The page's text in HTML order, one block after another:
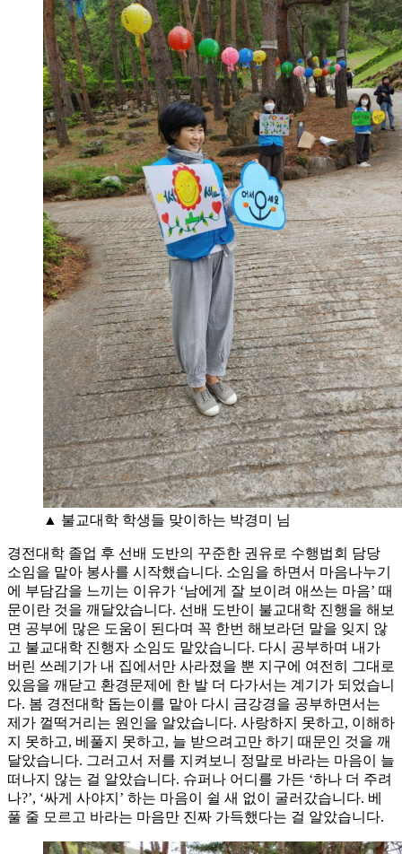
▲ 불교대학 학생들 맞이하는 박경미 님
경전대학 졸업 후 선배 도반의 꾸준한 권유로 수행법회 담당
소임을 맡아 봉사를 시작했습니다. 소임을 하면서 마음나누기
에 부담감을 느끼는 이유가 ‘남에게 잘 보이려 애쓰는 마음’ 때
문이란 것을 깨달았습니다. 선배 도반이 불교대학 진행을 해보
면 공부에 많은 도움이 된다며 꼭 한번 해보라던 말을 잊지 않
고 불교대학 진행자 소임도 맡았습니다. 다시 공부하며 내가
버린 쓰레기가 내 집에서만 사라졌을 뿐 지구에 여전히 그대로
있음을 깨닫고 환경문제에 한 발 더 다가서는 계기가 되었습니
다. 봄 경전대학 돕는이를 맡아 다시 금강경을 공부하면서는
제가 껄떡거리는 원인을 알았습니다. 사랑하지 못하고, 이해하
지 못하고, 베풀지 못하고, 늘 받으려고만 하기 때문인 것을 깨
달았습니다. 그러고서 저를 지켜보니 정말로 바라는 마음이 늘
떠나지 않는 걸 알았습니다. 슈퍼나 어디를 가든 ‘하나 더 주려
나?’, ‘싸게 사야지’ 하는 마음이 쉴 새 없이 굴러갔습니다. 베
풀 줄 모르고 바라는 마음만 진짜 가득했다는 걸 알았습니다.